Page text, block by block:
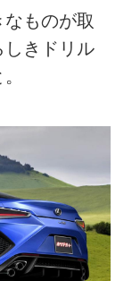
ものが取
しきドリル